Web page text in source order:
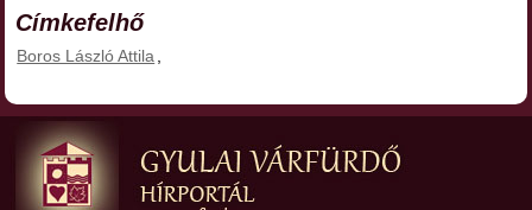
Címkefelhő
Boros László Attila